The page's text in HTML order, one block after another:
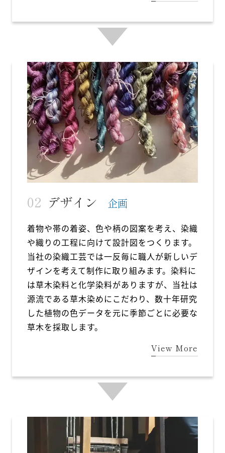
デザイン 企画
着物や帯の着姿、色や柄の図案を考え、染織
や織りの工程に向けて設計図をつくります。
当社の染織工芸では一反毎に職人が新しいデ
ザインを考えて制作に取り組みます。染料に
は草木染料と化学染料がありますが、当社は
源流である草木染めにこだわり、数十年研究
した植物の色データを元に季節ごとに必要な
草木を採取します。
View More